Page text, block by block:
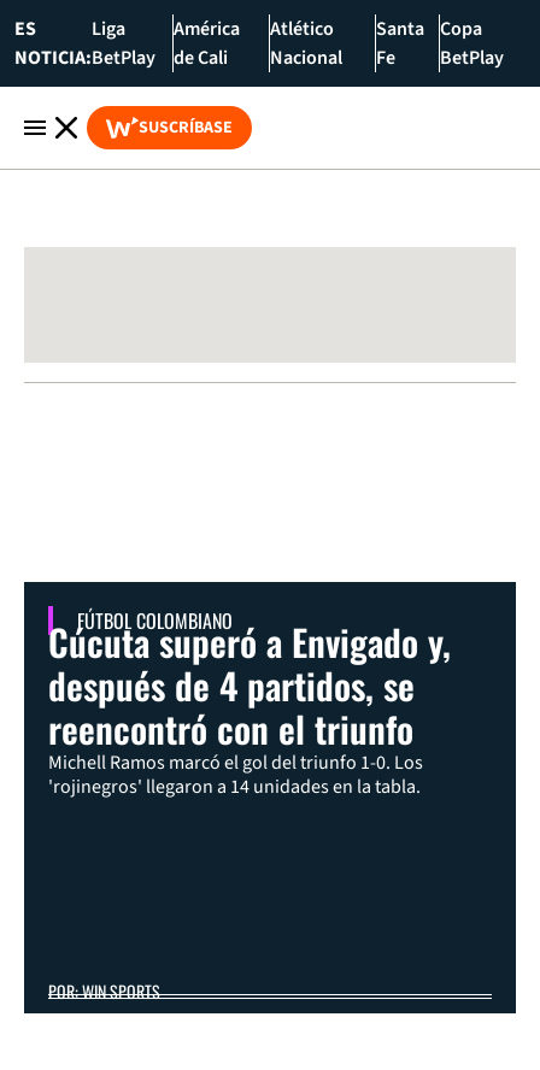
ES
NOTICIA:
Liga
BetPlay
América
de Cali
Atlético
Nacional
Santa
Fe
Copa
BetPlay
SUSCRÍBASE
FÚTBOL COLOMBIANO
Cúcuta superó a Envigado y,
después de 4 partidos, se
reencontró con el triunfo
Michell Ramos marcó el gol del triunfo 1-0. Los
'rojinegros' llegaron a 14 unidades en la tabla.
POR: WIN SPORTS